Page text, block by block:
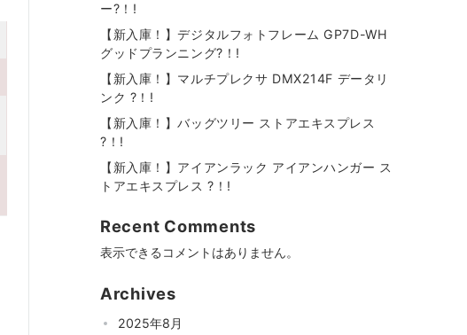
ー?！!
【新入庫！】デジタルフォトフレーム GP7D-WH
グッドプランニング?！!
【新入庫！】マルチプレクサ DMX214F データリ
ンク ?！!
【新入庫！】バッグツリー ストアエキスプレス
?！!
【新入庫！】アイアンラック アイアンハンガー ス
トアエキスプレス ?！!
Recent Comments
表示できるコメントはありません。
Archives
2025年8月